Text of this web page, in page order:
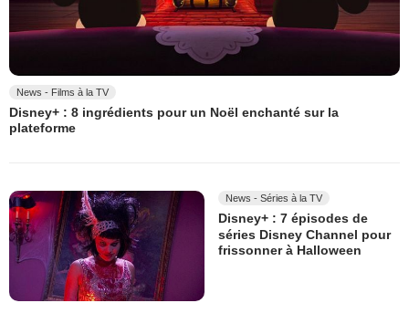
News - Films à la TV
Disney+ : 8 ingrédients pour un Noël enchanté sur la
plateforme
News - Séries à la TV
Disney+ : 7 épisodes de
séries Disney Channel pour
frissonner à Halloween